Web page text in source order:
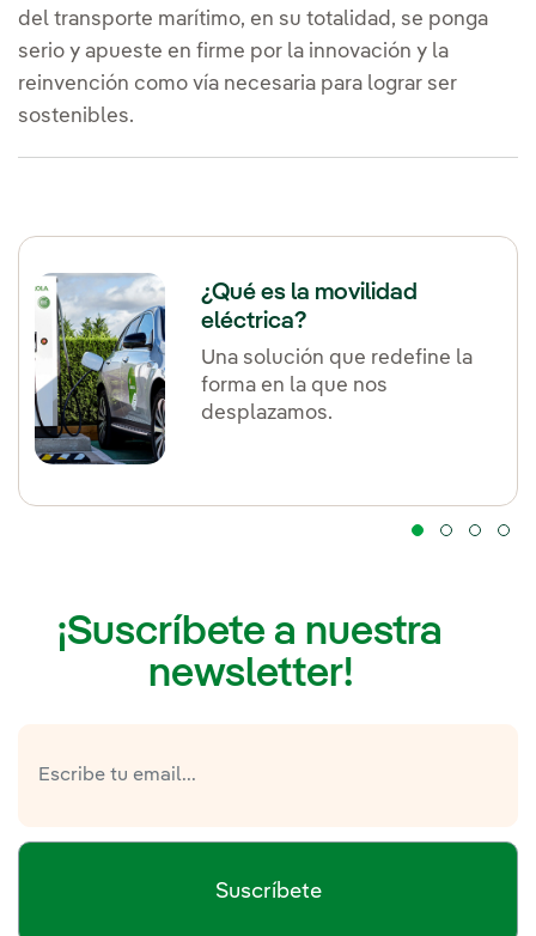
del transporte marítimo, en su totalidad, se ponga
serio y apueste en firme por la innovación y la
reinvención como vía necesaria para lograr ser
sostenibles.
¿Qué es la movilidad
eléctrica?
Una solución que redefine la
forma en la que nos
desplazamos.
¡Suscríbete a nuestra
newsletter!
Suscríbete